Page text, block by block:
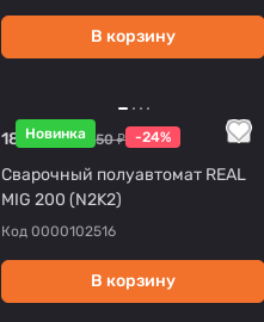
В корзину
Новинка
18 126 ₽23 850 ₽ -24%
Сварочный полуавтомат REAL
MIG 200 (N2K2)
Код 0000102516
В корзину